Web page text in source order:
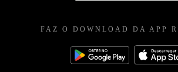
FAZ O DOWNLOAD DA APP